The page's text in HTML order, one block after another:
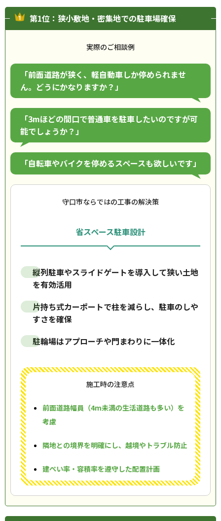
第1位：狭小敷地・密集地での駐車場確保
実際のご相談例
「前面道路が狭く、軽自動車しか停められませ
ん。どうにかなりますか？」
「3mほどの間口で普通車を駐車したいのですが可
能でしょうか？」
「自転車やバイクを停めるスペースも欲しいです」
守口市ならではの工事の解決策
省スペース駐車設計
縦列駐車やスライドゲートを導入して狭い土地
を有効活用
片持ち式カーポートで柱を減らし、駐車のしや
すさを確保
駐輪場はアプローチや門まわりに一体化
施工時の注意点
前面道路幅員（4m未満の生活道路も多い）を
考慮
隣地との境界を明確にし、越境やトラブル防止
建ぺい率・容積率を遵守した配置計画